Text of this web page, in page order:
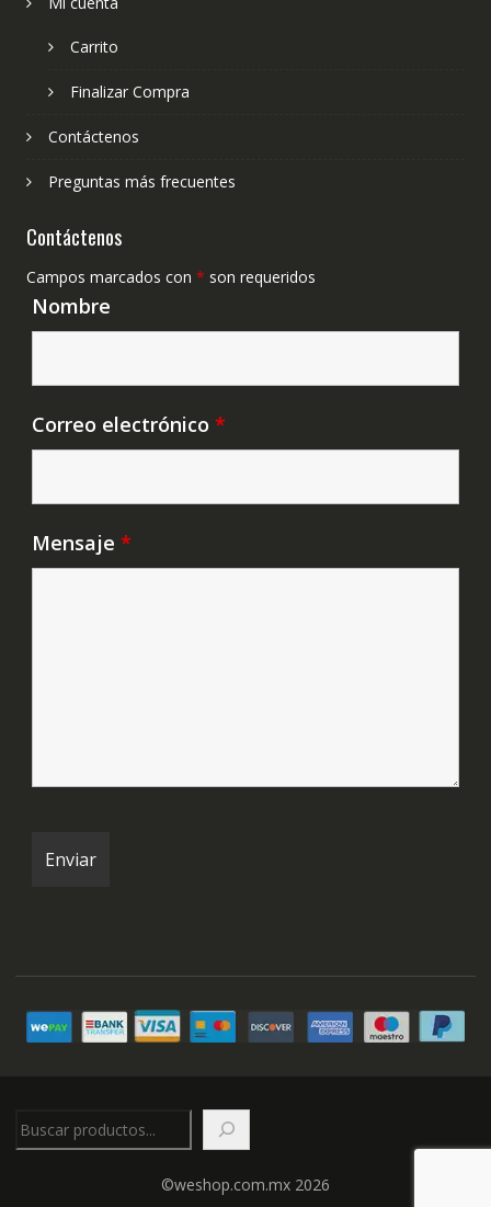
Carrito
Finalizar Compra
Contáctenos
Preguntas más frecuentes
Contáctenos
Campos marcados con * son requeridos
Nombre
Correo electrónico *
Mensaje *
©weshop.com.mx 2026